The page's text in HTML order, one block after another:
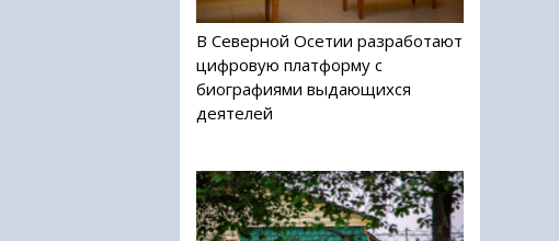
В Северной Осетии разработают
цифровую платформу с
биографиями выдающихся
деятелей